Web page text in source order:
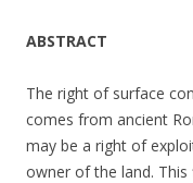
ABSTRACT
The right of surface
comes from ancient
may be a right of
owner of the land. This